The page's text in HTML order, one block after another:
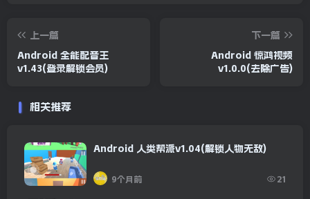
上一篇
Android 全能配音王
v1.43(登录解锁会员)
下一篇
Android 惊鸿视频
v1.0.0(去除广告)
相关推荐
Android 人类帮派v1.04(解锁人物无敌)
9个月前 21